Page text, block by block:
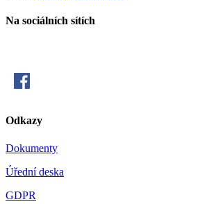
Na sociálních sítích
Odkazy
Dokumenty
Úřední deska
GDPR